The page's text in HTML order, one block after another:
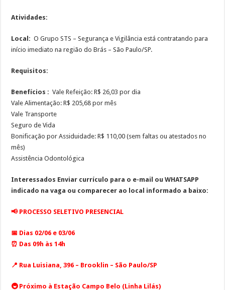
Atividades:
Local:O Grupo STS – Segurança e Vigilância está contratando para
início imediato na região do Brás – São Paulo/SP.
Requisitos:
Benefícios : Vale Refeição: R$ 26,03 por dia
Vale Alimentação: R$ 205,68 por mês
Vale Transporte
Seguro de Vida
Bonificação por Assiduidade: R$ 110,00 (sem faltas ou atestados no
mês)
Assistência Odontológica
Interessados Enviar currículo para o e-mail ou WHATSAPP
indicado na vaga ou comparecer ao local informado a baixo:
📢 PROCESSO SELETIVO PRESENCIAL
📅 Dias 02/06 e 03/06
⏰ Das 09h às 14h
📍 Rua Luisiana, 396 – Brooklin – São Paulo/SP
🚇 Próximo à Estação Campo Belo (Linha Lilás)